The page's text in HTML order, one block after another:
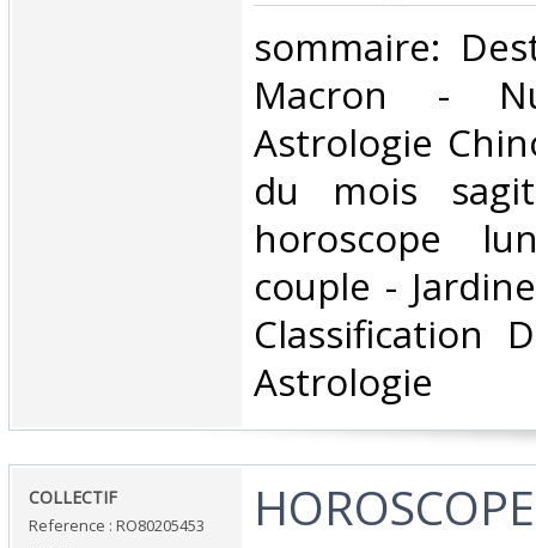
‎sommaire:
Macron -
Astrologie
du mois
horoscope
couple -
Classification
Astrologie‎
‎COLLECTIF‎
Reference : RO80205453